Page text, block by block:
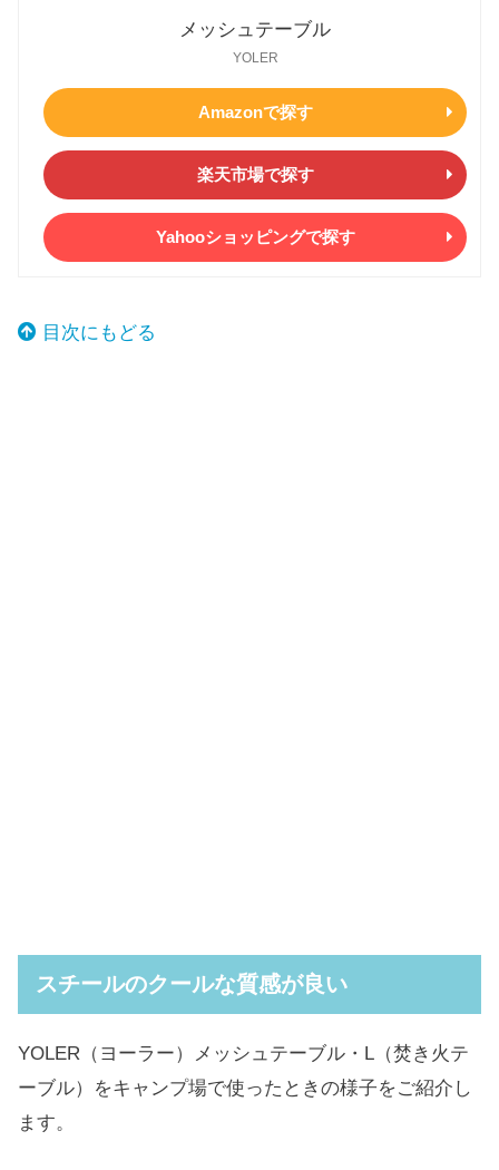
メッシュテーブル
YOLER
Amazonで探す
楽天市場で探す
Yahooショッピングで探す
目次にもどる
スチールのクールな質感が良い
YOLER（ヨーラー）メッシュテーブル・L（焚き火テ
ーブル）をキャンプ場で使ったときの様子をご紹介し
ます。